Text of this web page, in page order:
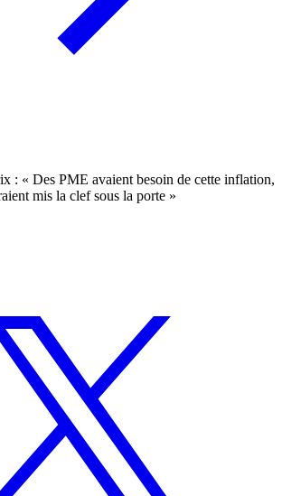
: « Des PME avaient besoin de cette inflation,
mis la clef sous la porte »